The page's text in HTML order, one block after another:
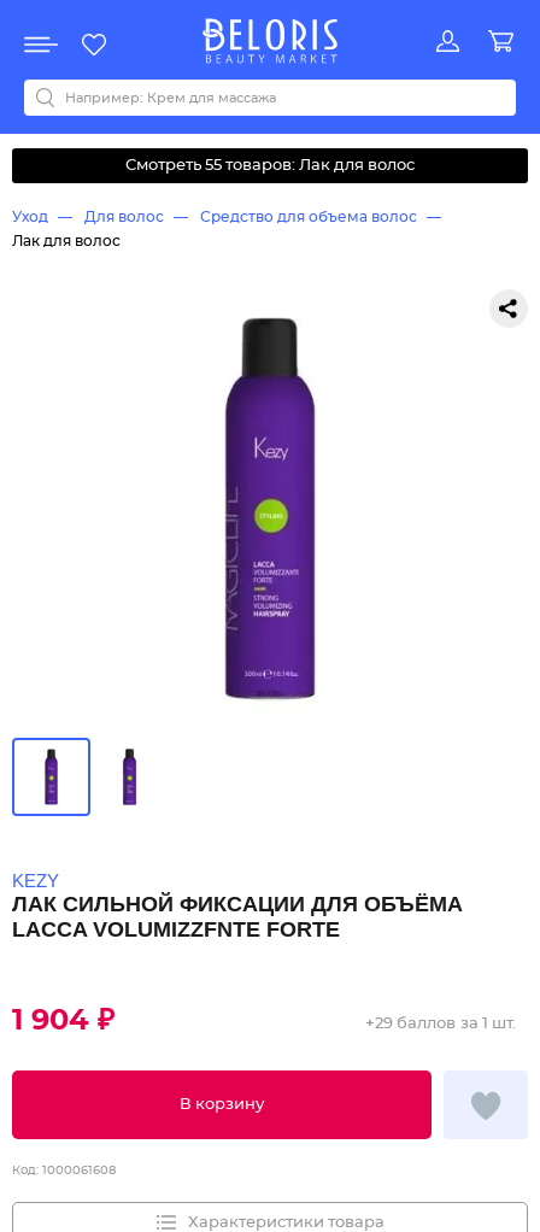
Акции
Все бренды
0-9ABCDEFGHIJKLMNOPQRSTUVWYZАБВДЗИМОКЛНПРСТУФ
Смотреть 55 товаров: Лак для волос
Уход Для волос
Средство для объема волос
Лак для волос
KEZY
ЛАК СИЛЬНОЙ ФИКСАЦИИ ДЛЯ ОБЪЁМА
LACCA VOLUMIZZFNTE FORTE
1 904 ₽
В корзину
+29 баллов за 1 шт.
Код: 1000061608
Характеристики товара